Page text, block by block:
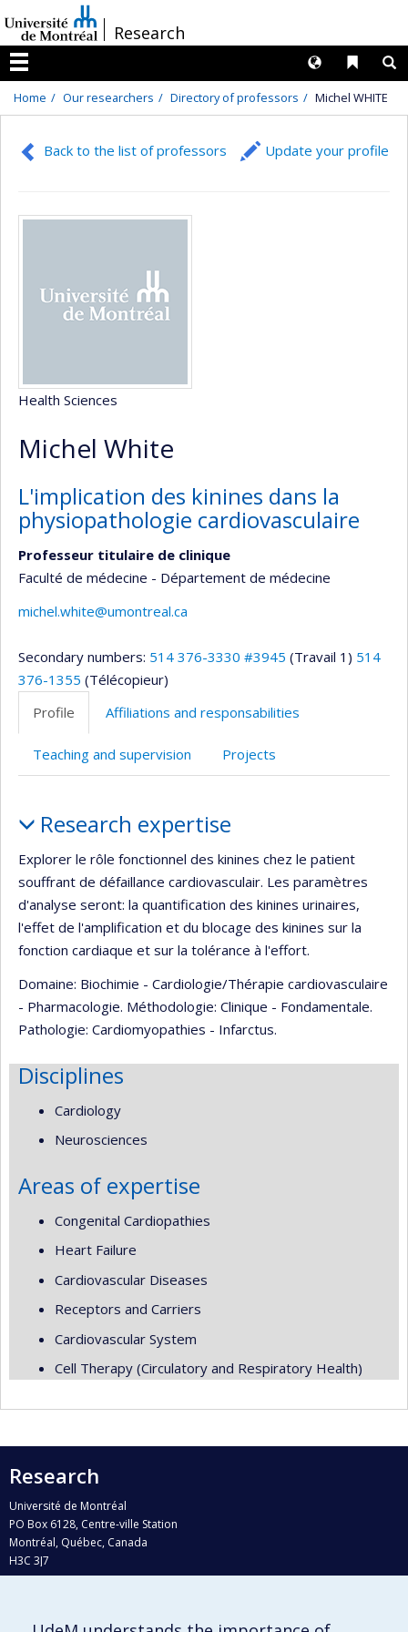
au
contenu
/Research
Menu
Liens
Langues
Home Our researchers Directory of professors Michel WHITE
Back to the list of professors Update your profile
Health Sciences
Michel White
L'implication des kinines dans la
physiopathologie cardiovasculaire
Professeur titulaire de clinique
Faculté de médecine - Département de médecine
michel.white@umontreal.ca
Secondary numbers: 514 376-3330 #3945 (Travail 1) 514
376-1355 (Télécopieur)
Profile
Affiliations and responsabilities
Teaching and supervision Projects
Research expertise
Explorer le rôle fonctionnel des kinines chez le patient
souffrant de défaillance cardiovasculair. Les paramètres
d'analyse seront: la quantification des kinines urinaires,
l'effet de l'amplification et du blocage des kinines sur la
fonction cardiaque et sur la tolérance à l'effort.
Domaine: Biochimie - Cardiologie/Thérapie cardiovasculaire
- Pharmacologie. Méthodologie: Clinique - Fondamentale.
Pathologie: Cardiomyopathies - Infarctus.
Disciplines
Cardiology
Neurosciences
Areas of expertise
Congenital Cardiopathies
Heart Failure
Cardiovascular Diseases
Receptors and Carriers
Cardiovascular System
Cell Therapy (Circulatory and Respiratory Health)
Research
Université de Montréal
PO Box 6128, Centre-ville Station
Montréal, Québec, Canada
H3C 3J7